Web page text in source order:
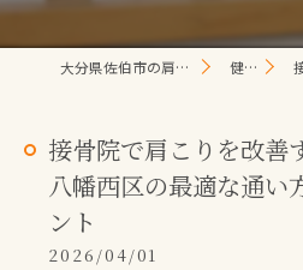
大分県佐伯市の肩こり/頭痛/腰痛 なら晴レルヤ整体院 健康コラム 接
接骨院で肩こりを改善
八幡西区の最適な通い
ント
2026/04/01